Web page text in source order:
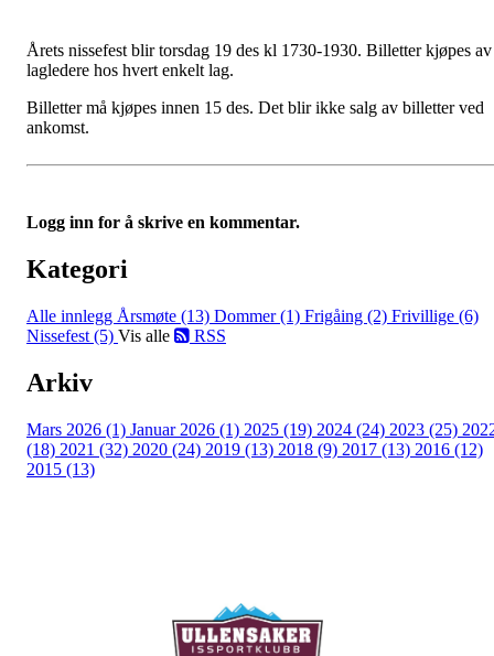
Årets nissefest blir torsdag 19 des kl 1730-1930. Billetter kjøpes av
lagledere hos hvert enkelt lag.
Billetter må kjøpes innen 15 des. Det blir ikke salg av billetter ved
ankomst.
Logg inn for å skrive en kommentar.
Kategori
Alle innlegg Årsmøte (13) Dommer (1) Frigåing (2) Frivillige (6)
Nissefest (5) Vis alle RSS
Arkiv
Mars 2026 (1) Januar 2026 (1) 2025 (19) 2024 (24) 2023 (25)
(18) 2021 (32) 2020 (24) 2019 (13) 2018 (9) 2017 (13) 2016 (12)
2015 (13)